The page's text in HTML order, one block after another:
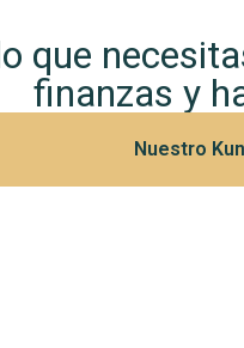
que
finanzas y
Nuestro